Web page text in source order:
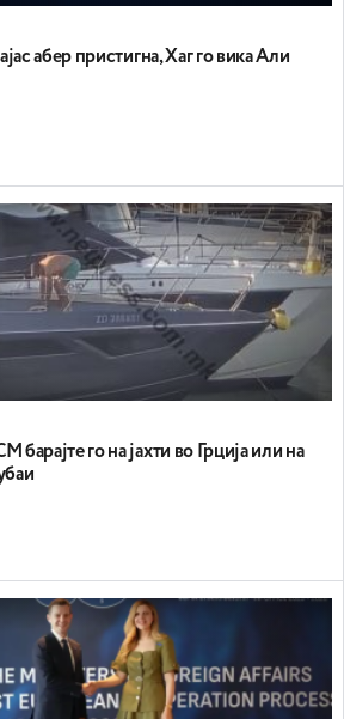
абер пристигна, Хаг го вика Али
барајте го на јахти во Грција или на